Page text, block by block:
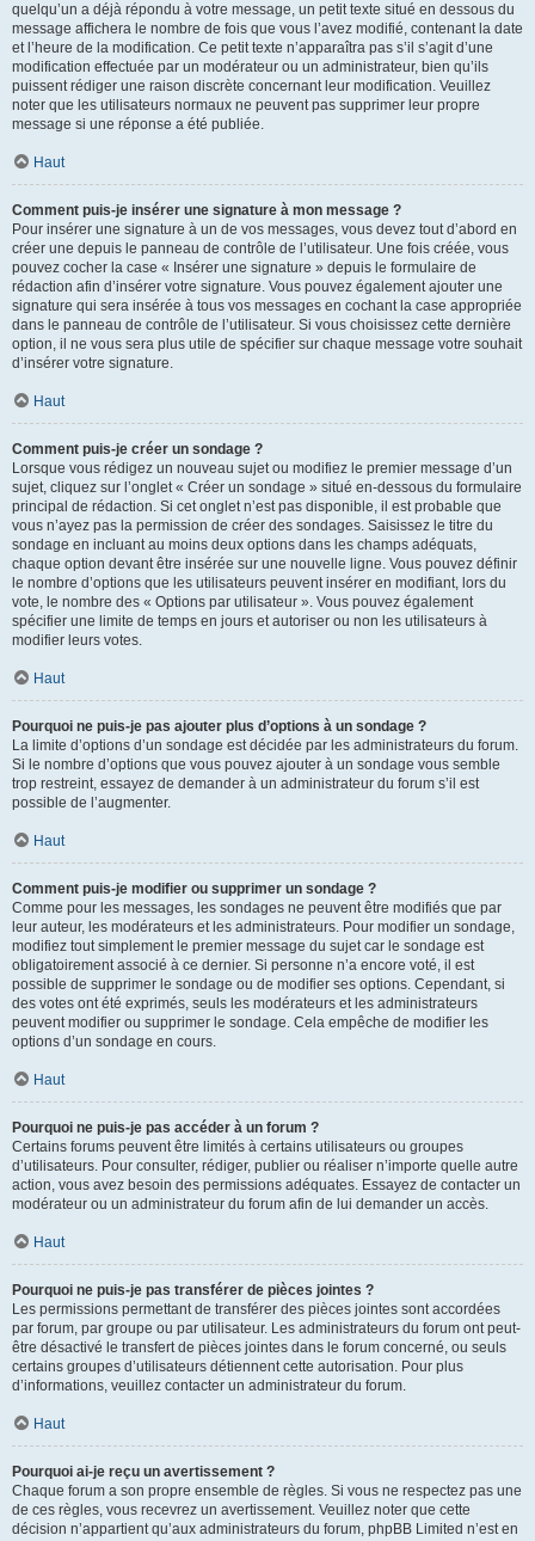
quelqu’un a déjà répondu à votre message, un petit texte situé en dessous du
message affichera le nombre de fois que vous l’avez modifié, contenant la date
et l’heure de la modification. Ce petit texte n’apparaîtra pas s’il s’agit d’une
modification effectuée par un modérateur ou un administrateur, bien qu’ils
puissent rédiger une raison discrète concernant leur modification. Veuillez
noter que les utilisateurs normaux ne peuvent pas supprimer leur propre
message si une réponse a été publiée.
Haut
Comment puis-je insérer une signature à mon message ?
Pour insérer une signature à un de vos messages, vous devez tout d’abord en
créer une depuis le panneau de contrôle de l’utilisateur. Une fois créée, vous
pouvez cocher la case « Insérer une signature » depuis le formulaire de
rédaction afin d’insérer votre signature. Vous pouvez également ajouter une
signature qui sera insérée à tous vos messages en cochant la case appropriée
dans le panneau de contrôle de l’utilisateur. Si vous choisissez cette dernière
option, il ne vous sera plus utile de spécifier sur chaque message votre souhait
d’insérer votre signature.
Haut
Comment puis-je créer un sondage ?
Lorsque vous rédigez un nouveau sujet ou modifiez le premier message d’un
sujet, cliquez sur l’onglet « Créer un sondage » situé en-dessous du formulaire
principal de rédaction. Si cet onglet n’est pas disponible, il est probable que
vous n’ayez pas la permission de créer des sondages. Saisissez le titre du
sondage en incluant au moins deux options dans les champs adéquats,
chaque option devant être insérée sur une nouvelle ligne. Vous pouvez définir
le nombre d’options que les utilisateurs peuvent insérer en modifiant, lors du
vote, le nombre des « Options par utilisateur ». Vous pouvez également
spécifier une limite de temps en jours et autoriser ou non les utilisateurs à
modifier leurs votes.
Haut
Pourquoi ne puis-je pas ajouter plus d’options à un sondage ?
La limite d’options d’un sondage est décidée par les administrateurs du forum.
Si le nombre d’options que vous pouvez ajouter à un sondage vous semble
trop restreint, essayez de demander à un administrateur du forum s’il est
possible de l’augmenter.
Haut
Comment puis-je modifier ou supprimer un sondage ?
Comme pour les messages, les sondages ne peuvent être modifiés que par
leur auteur, les modérateurs et les administrateurs. Pour modifier un sondage,
modifiez tout simplement le premier message du sujet car le sondage est
obligatoirement associé à ce dernier. Si personne n’a encore voté, il est
possible de supprimer le sondage ou de modifier ses options. Cependant, si
des votes ont été exprimés, seuls les modérateurs et les administrateurs
peuvent modifier ou supprimer le sondage. Cela empêche de modifier les
options d’un sondage en cours.
Haut
Pourquoi ne puis-je pas accéder à un forum ?
Certains forums peuvent être limités à certains utilisateurs ou groupes
d’utilisateurs. Pour consulter, rédiger, publier ou réaliser n’importe quelle autre
action, vous avez besoin des permissions adéquates. Essayez de contacter un
modérateur ou un administrateur du forum afin de lui demander un accès.
Haut
Pourquoi ne puis-je pas transférer de pièces jointes ?
Les permissions permettant de transférer des pièces jointes sont accordées
par forum, par groupe ou par utilisateur. Les administrateurs du forum ont peut-
être désactivé le transfert de pièces jointes dans le forum concerné, ou seuls
certains groupes d’utilisateurs détiennent cette autorisation. Pour plus
d’informations, veuillez contacter un administrateur du forum.
Haut
Pourquoi ai-je reçu un avertissement ?
Chaque forum a son propre ensemble de règles. Si vous ne respectez pas une
de ces règles, vous recevrez un avertissement. Veuillez noter que cette
décision n’appartient qu’aux administrateurs du forum, phpBB Limited n’est en